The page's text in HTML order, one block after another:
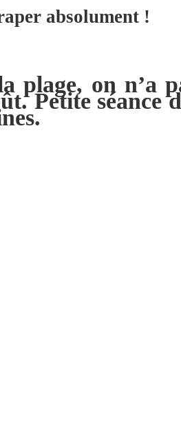
absolument !
plage, on n’a
Petite séance